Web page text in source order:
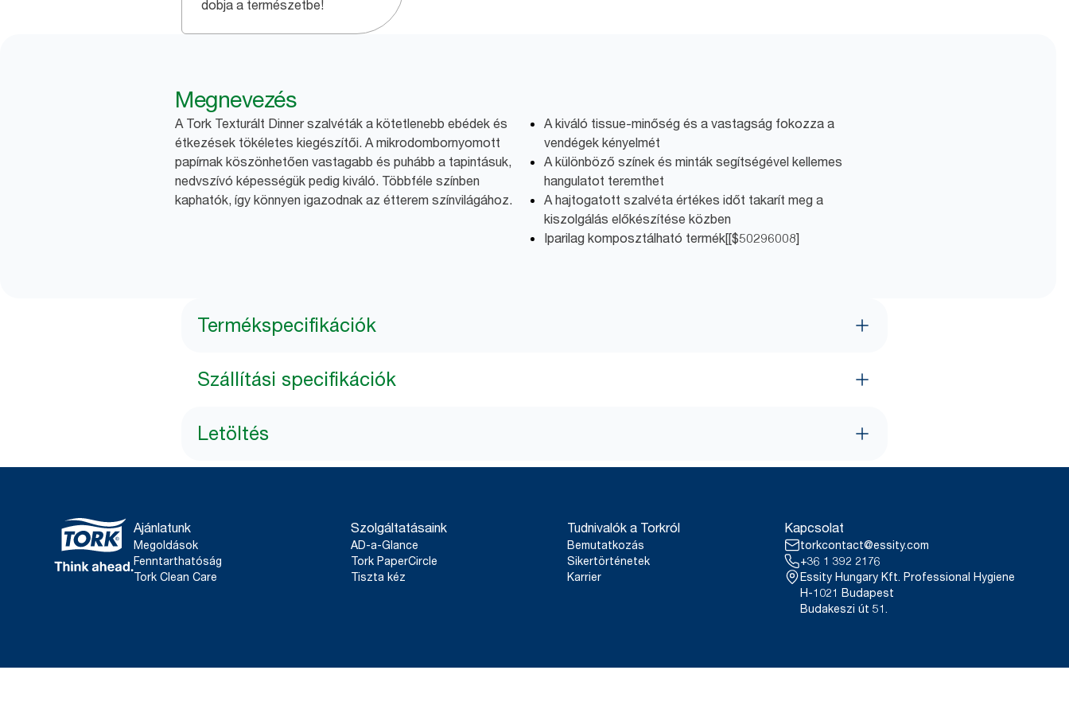
dobja a természetbe!
Megnevezés
A Tork Texturált Dinner szalvéták a kötetlenebb ebédek és
étkezések tökéletes kiegészítői. A mikrodombornyomott
papírnak köszönhetően vastagabb és puhább a tapintásuk,
nedvszívó képességük pedig kiváló. Többféle színben
kaphatók, így könnyen igazodnak az étterem színvilágához.
A kiváló tissue-minőség és a vastagság fokozza a
vendégek kényelmét
A különböző színek és minták segítségével kellemes
hangulatot teremthet
A hajtogatott szalvéta értékes időt takarít meg a
kiszolgálás előkészítése közben
Iparilag komposztálható termék[[$50296008]
Termékspecifikációk
Szállítási specifikációk
Letöltés
Ajánlatunk
Megoldások
Fenntarthatóság
Tork Clean Care
Szolgáltatásaink
AD-a-Glance
Tork PaperCircle
Tiszta kéz
Tudnivalók a Torkról
Bemutatkozás
Sikertörténetek
Karrier
Kapcsolat
torkcontact@essity.com
+36 1 392 2176
Essity Hungary Kft. Professional Hygiene
H-1021 Budapest
Budakeszi út 51.